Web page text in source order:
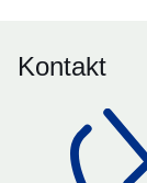
Kontakt